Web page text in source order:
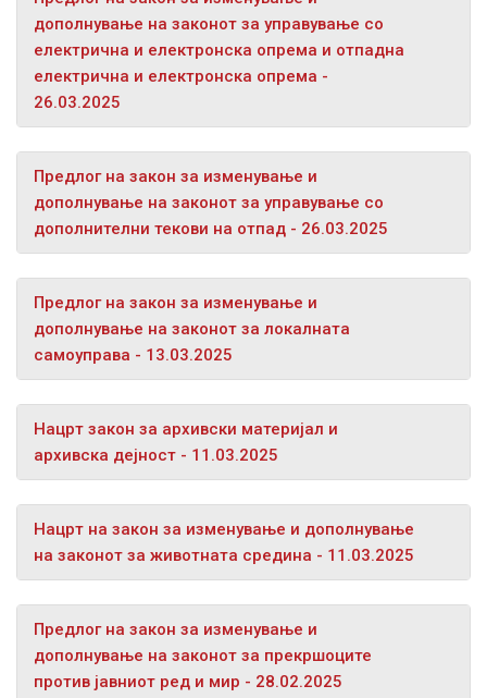
дополнување на законот за управување со
електрична и електронска опрема и отпадна
електрична и електронска опрема -
26.03.2025
Предлог на закон за изменување и
дополнување на законот за управување со
дополнителни текови на отпад - 26.03.2025
Предлог на закон за изменување и
дополнување на законот за локалната
самоуправа - 13.03.2025
Нацрт закон за архивски материјал и
архивска дејност - 11.03.2025
Нацрт на закон за изменување и дополнување
на законот за животната средина - 11.03.2025
Предлог на закон за изменување и
дополнување на законот за прекршоците
против јавниот ред и мир - 28.02.2025